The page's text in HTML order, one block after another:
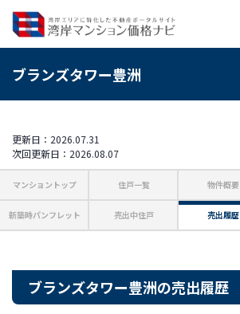
ブランズタワー豊洲
更新日：2026.07.31
次回更新日：2026.08.07
マンショントップ 住戸一覧 物件概要
新築時パンフレット 売出中住戸 売出履歴
ブランズタワー豊洲の売出履歴